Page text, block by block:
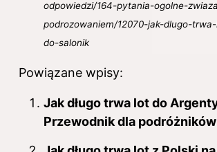
odpowiedzi/164-pytania-ogolne-
podrozowaniem/12070-jak-dlugo-
do-salonik
Powiązane wpisy:
Jak długo trwa lot do
Przewodnik dla podróżników